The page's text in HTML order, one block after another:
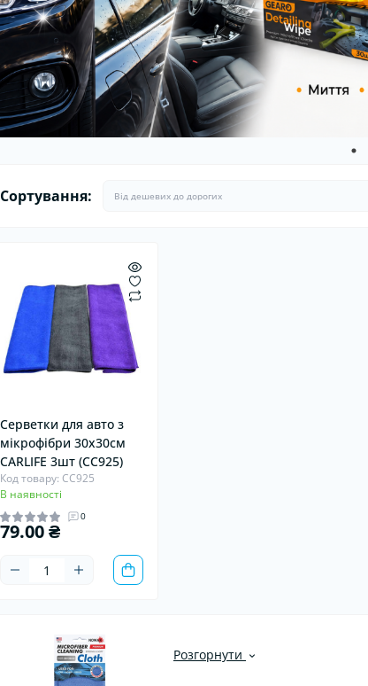
Світлодіодні автолампи
Ароматизатори в машину
Ароматизатори для дому та
офісу
Сортування:
Серветки для авто з
мікрофібри 30х30см
CARLIFE 3шт (CC925)
Код товару: CC925
В наявності
0
79.00 ₴
Розгорнути